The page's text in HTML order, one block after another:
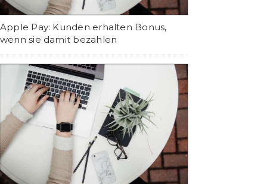
Apple Pay: Kunden erhalten Bonus,
wenn sie damit bezahlen